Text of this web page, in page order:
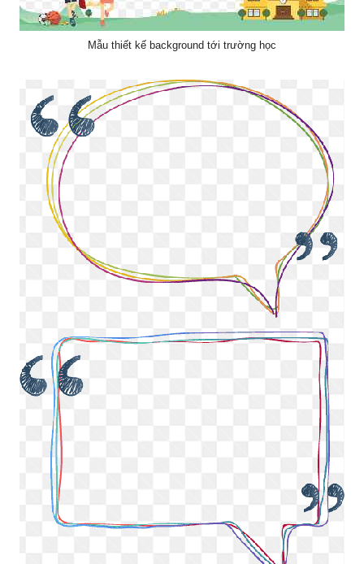
Mẫu thiết kế background tới trường học